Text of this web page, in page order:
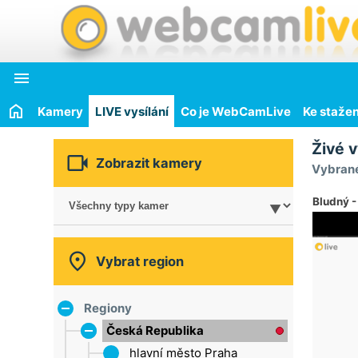

Kamery LIVE vysílání Co je WebCamLive Ke
 Zobrazit kamery
 Vybrat region
Regiony
Česká Republika
hlavní město Praha
Živé
Bludný